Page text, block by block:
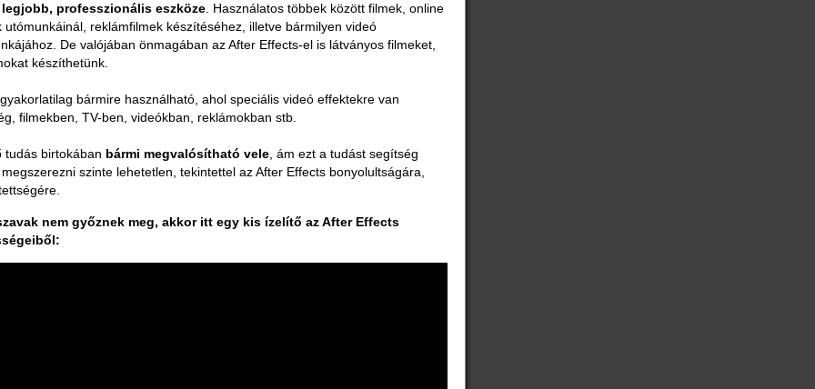
professzionális eszköze. Használatos többek között filmek, online
utómunkáinál, reklámfilmek készítéséhez, illetve bármilyen videó
De valójában önmagában az After Effects-el is látványos filmeket,
készíthetünk.
bármire használható, ahol speciális videó effektekre van
filmekben, TV-ben, videókban, reklámokban stb.
tudás birtokában bármi megvalósítható vele, ám ezt a tudást segítség
szinte lehetetlen, tekintettel az After Effects bonyolultságára,
nem győznek meg, akkor itt egy kis ízelítő az After Effects